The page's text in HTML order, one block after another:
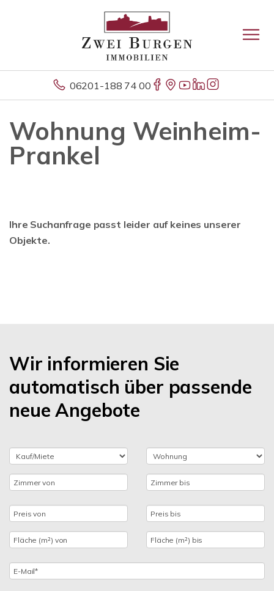
06201-188 74 00
Wohnung Weinheim-
Prankel
Ihre Suchanfrage passt leider auf keines unserer
Objekte.
Wir informieren Sie
automatisch über passende
neue Angebote